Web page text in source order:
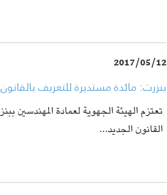
2017/05/12
بنزرت: مائدة مستديرة للتعريف
تعتزم الهيئة الجهوية لعمادة المهندسين
القانون الجديد…